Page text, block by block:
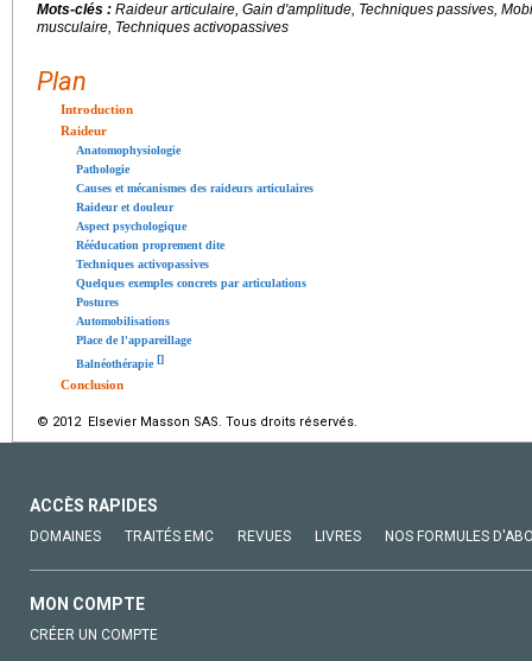
Mots-clés : Raideur articulaire, Gain d'amplitude, Techniques passives,
musculaire, Techniques activopassives
Plan
Introduction
Raideur
Anatomophysiologie
Pathologie
Causes et mécanismes des raideurs articulaires
Raideur et douleur
Aspect psychologique
Rééducation proprement dite
Techniques activopassives
Quelques exemples concrets par articulations
Postures
Automobilisations
Place de l'appareillage
Balnéothérapie[]
Conclusion
© 2012 Elsevier Masson SAS. Tous droits réservés.
ACCÈS RAPIDES
DOMAINES TRAITÉS EMC REVUES LIVRES NOS FORMULES
MON COMPTE
CRÉER UN COMPTE